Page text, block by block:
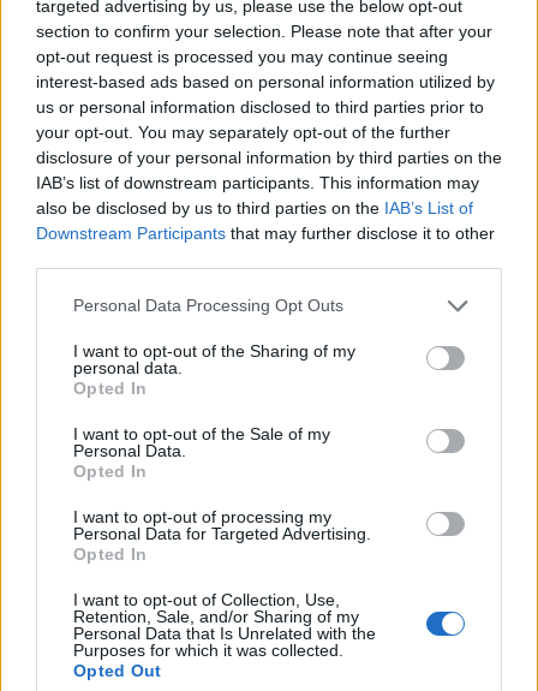
targeted advertising by us, please use the below opt-out
section to confirm your selection. Please note that after your
opt-out request is processed you may continue seeing
interest-based ads based on personal information utilized by
us or personal information disclosed to third parties prior to
your opt-out. You may separately opt-out of the further
disclosure of your personal information by third parties on the
IAB’s list of downstream participants. This information may
also be disclosed by us to third parties on the IAB’s List of
Downstream Participants that may further disclose it to other
Please note that this website/app uses one or more Google
not limited to your visit or usage behaviour. You may click to
grant or deny consent to Google and its third-party tags to
use your data for below specified purposes in below Google
consent section.
Personal Data Processing Opt Outs
I want to opt-out of the Sharing of my
personal data.
Opted In
I want to opt-out of the Sale of my
Personal Data.
Opted In
I want to opt-out of processing my
Personal Data for Targeted Advertising.
Opted In
I want to opt-out of Collection, Use,
Retention, Sale, and/or Sharing of my
Personal Data that Is Unrelated with the
Purposes for which it was collected.
Opted Out
Οι Ποντίφικες κρατούσαν τα πρακτικά των εκλογών
του δικαστικού σώματος και των δημόσιων
ημερολογίων (annales maximi), εργασίες που τους
πρόσδιδαν κύρος. Ακόμα συνέλεγαν πληροφορίες
για την θρησκευτική παράδοση που αποτελούσε το
δόγμα της θρησκείας τους. Τέλος, έλεγχαν το
χρησιμοποιήθηκε από πολλούς Ποντίφικες για να
παρατείνουν τον χρόνο που κατείχαν το αξίωμα ή
να βοηθήσουν πολιτικούς συμμάχους τους – κάτι
επιλύθηκε με την επιβολή του Ιουλιανού
Ημερολογίου από τον Ιούλιο Καίσαρα.
Άλλοι τίτλοι και σύμβολα της Παποσύνης
Ο Πάπας διαθέτει επιπλέον τίτλους με τους
οποίους καθορίζεται η θέση του. Μεταξύ αυτών
είναι οι εξής με τη σειρά που υπαγορεύονται από